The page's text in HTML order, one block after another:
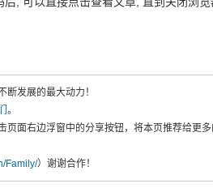
发展的最大动力！
。
页面右边浮窗中的分享按钮，将本页推荐给更
Family/）谢谢合作！